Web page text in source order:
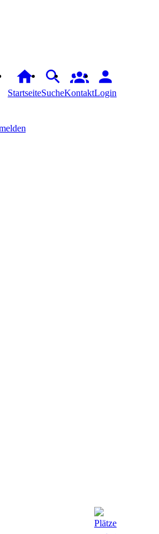
StartseiteSucheKontaktLogin